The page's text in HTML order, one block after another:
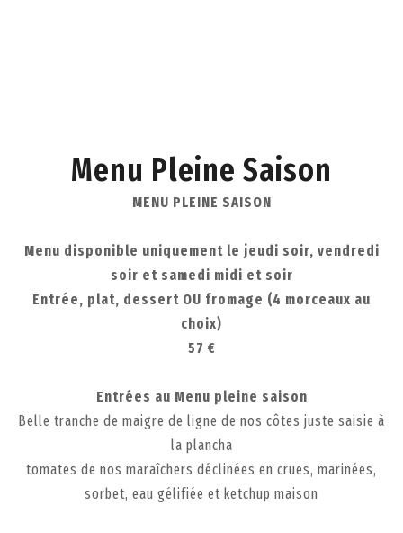
Menu Pleine Saison
MENU PLEINE SAISON
Menu disponible uniquement le jeudi soir, vendredi
soir et samedi midi et soir
Entrée, plat, dessert OU fromage (4 morceaux au
choix)
57 €
Entrées au Menu pleine saison
Belle tranche de maigre de ligne de nos côtes juste saisie à
la plancha
tomates de nos maraîchers déclinées en crues, marinées,
sorbet, eau gélifiée et ketchup maison